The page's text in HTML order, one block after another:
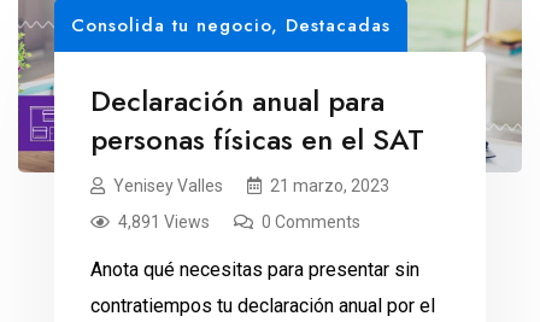
Consolida tu negocio, Destacadas
Declaración anual para
personas físicas en el SAT
Yenisey Valles
21 marzo, 2023
4,891 Views
0 Comments
Anota qué necesitas para presentar sin
contratiempos tu declaración anual por el